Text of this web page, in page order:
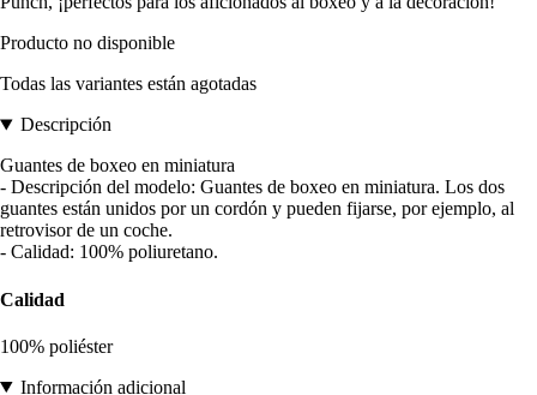
Producto no disponible
Todas las variantes están agotadas
Descripción
Guantes de boxeo en miniatura
- Descripción del modelo: Guantes de boxeo en miniatura. Los dos
guantes están unidos por un cordón y pueden fijarse, por ejemplo, al
retrovisor de un coche.
- Calidad: 100% poliuretano.
Calidad
100% poliéster
Información adicional